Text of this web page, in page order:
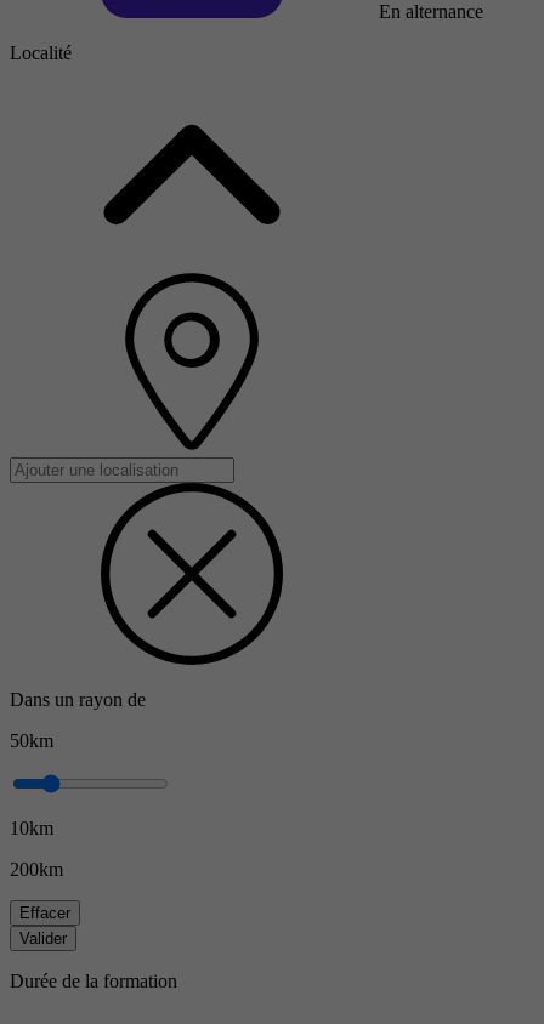
En alternance
Localité
Dans un rayon de
50km
10km
200km
Effacer
Valider
Durée de la formation